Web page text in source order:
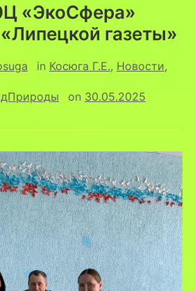
«ЭкоСфера»
газеты»
in Косюга Г.Е., Новости,
on 30.05.2025